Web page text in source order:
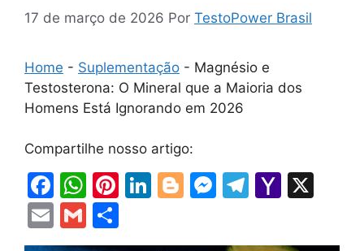
17 de março de 2026 Por TestoPower Brasil
Home - Suplementação - Magnésio e
Testosterona: O Mineral que a Maioria dos
Homens Está Ignorando em 2026
Compartilhe nosso artigo:
F
a
c
W
h
at
Pi
er
Li
k
Bl
g
M
s
T
e
Y
h
E
m
G
m h